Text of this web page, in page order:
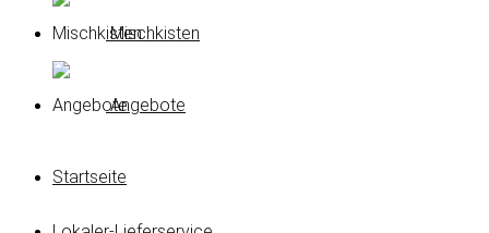
Mischkisten
Angebote
Startseite